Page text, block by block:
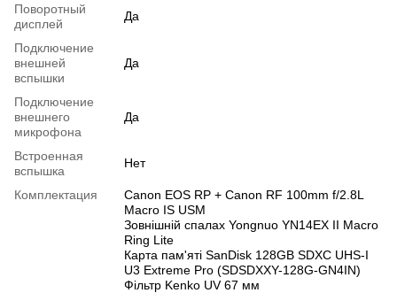
Поворотный
дисплей
Да
Подключение
внешней
вспышки
Да
Подключение
внешнего
микрофона
Да
Встроенная
вспышка
Нет
Комплектация
Canon EOS RP + Canon RF 100mm f/2.8L
Macro IS USM
Зовнішній спалах Yongnuo YN14EX II Macro
Ring Lite
Карта пам'яті SanDisk 128GB SDXC UHS-I
U3 Extreme Pro (SDSDXXY-128G-GN4IN)
Фільтр Kenko UV 67 мм